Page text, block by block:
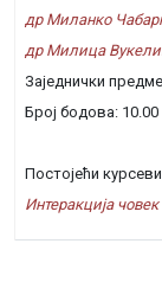
др Миланко
др Милица
Заједнички
Број бодова: 10.00
Постојећи
Интеракција